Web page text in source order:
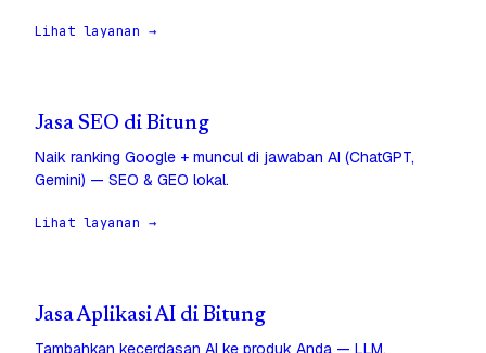
Lihat layanan →
Jasa SEO di Bitung
Naik ranking Google + muncul di jawaban AI (ChatGPT,
Gemini) — SEO & GEO lokal.
Lihat layanan →
Jasa Aplikasi AI di Bitung
Tambahkan kecerdasan AI ke produk Anda — LLM,